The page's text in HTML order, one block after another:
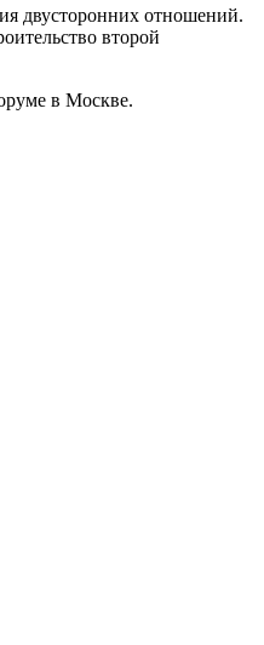
двусторонних отношений.
второй
в Москве.